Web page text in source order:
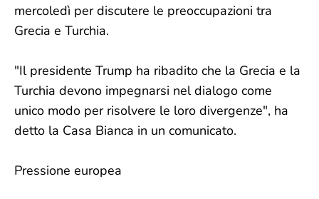
mercoledì per discutere le preoccupazioni tra
Grecia e Turchia.
"Il presidente Trump ha ribadito che la Grecia e la
Turchia devono impegnarsi nel dialogo come
unico modo per risolvere le loro divergenze", ha
detto la Casa Bianca in un comunicato.
Pressione europea